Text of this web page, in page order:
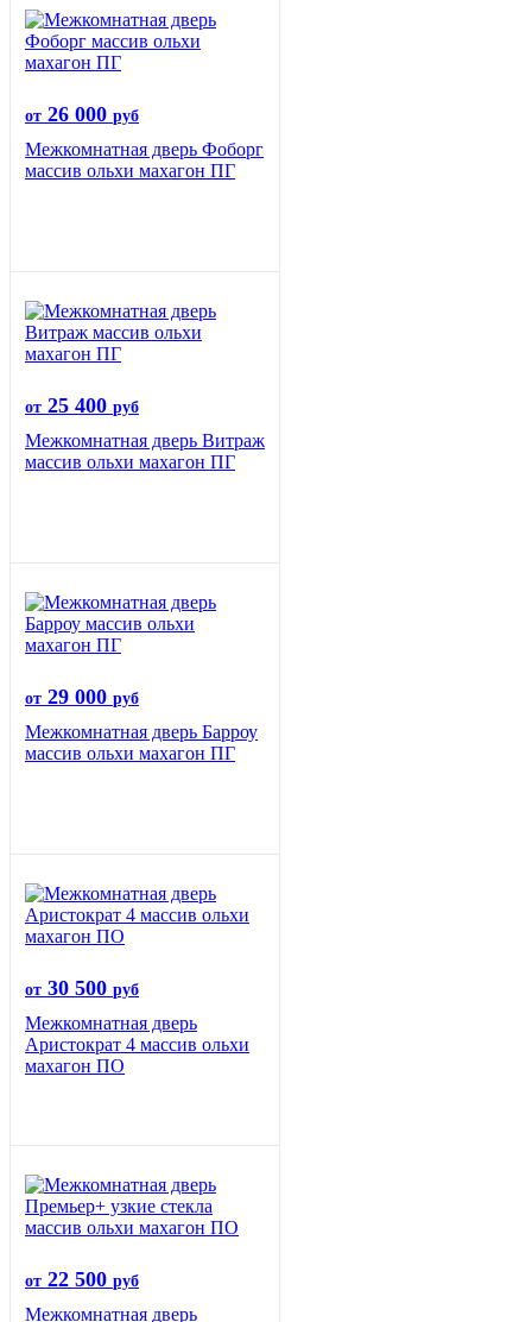
от 26 000 руб
Межкомнатная дверь Фоборг
массив ольхи махагон ПГ
от 25 400 руб
Межкомнатная дверь Витраж
массив ольхи махагон ПГ
от 29 000 руб
Межкомнатная дверь Барроу
массив ольхи махагон ПГ
от 30 500 руб
Межкомнатная дверь
Аристократ 4 массив ольхи
махагон ПО
от 22 500 руб
Межкомнатная дверь